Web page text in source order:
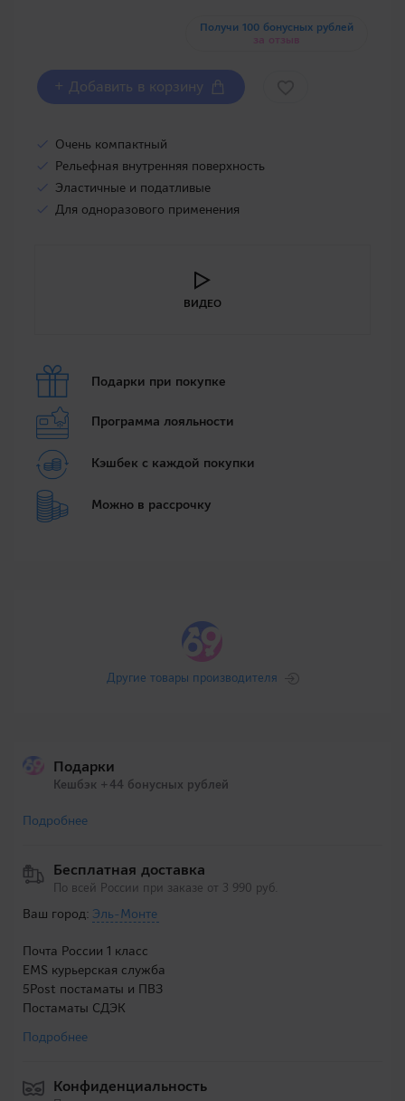
Получи 100 бонусных рублей
за отзыв
+ Добавить в корзину
Очень компактный
Рельефная внутренняя поверхность
Эластичные и податливые
Для одноразового применения
ВИДЕО
Подарки при покупке
Программа лояльности
Кэшбек с каждой покупки
Можно в рассрочку
Другие товары производителя
Подарки
Кешбэк +44 бонусных рублей
Подробнее
Бесплатная доставка
По всей России при заказе от 3 990 руб.
Ваш город: Эль-Монте
Почта России 1 класс
EMS курьерская служба
5Post постаматы и ПВЗ
Постаматы СДЭК
Подробнее
Конфиденциальность